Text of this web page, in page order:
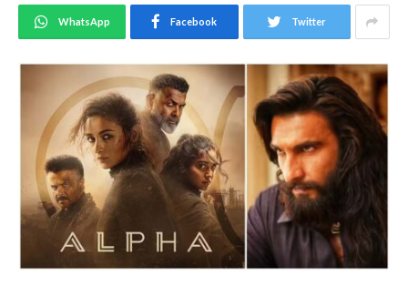
WhatsApp Facebook Twitter